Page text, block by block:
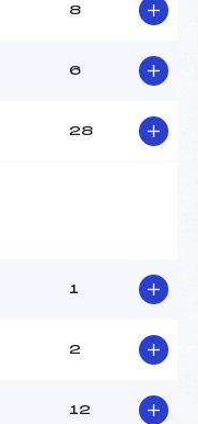
8
6
28
1
2
12